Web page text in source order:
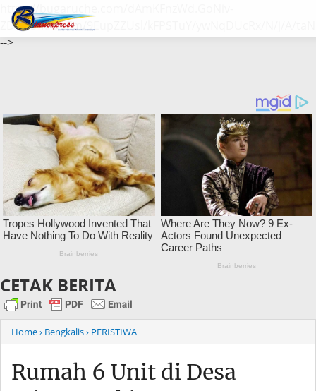
https://bugaruche.com/dAmKFnzWd.GoNiv-
ZDGvUM/DeFm/9EupZZUsl/kFPSTuY/ywNqDUcRx/N/j/A/
-->
CETAK BERITA
Home› Bengkalis› PERISTIWA
Rumah 6 Unit di Desa